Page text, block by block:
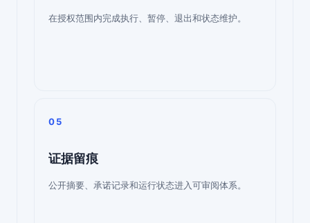
在授权范围内完成执行、暂停、退出和状态维护。
05
证据留痕
公开摘要、承诺记录和运行状态进入可审阅体系。